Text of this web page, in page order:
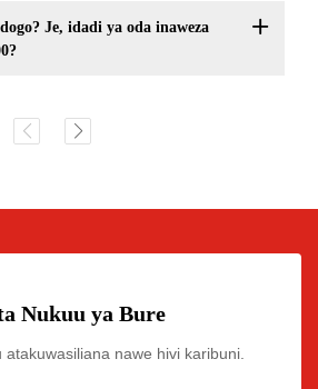
Je, idadi ya oda inaweza
Nukuu ya Bure
atakuwasiliana nawe hivi karibuni.